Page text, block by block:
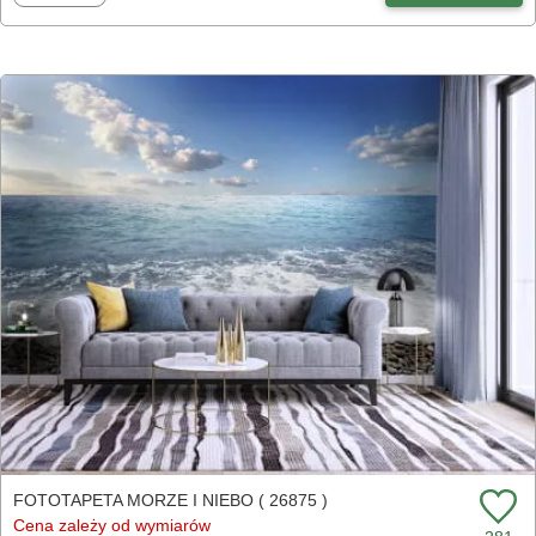
FOTOTAPETA MORZE I NIEBO ( 26875 )
Cena zależy od wymiarów